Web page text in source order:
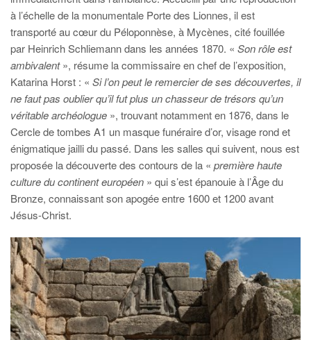
à l’échelle de la monumentale Porte des Lionnes, il est
transporté au cœur du Péloponnèse, à Mycènes, cité fouillée
par Heinrich Schliemann dans les années 1870. « Son rôle est
ambivalent», résume la commissaire en chef de l’exposition,
Katarina Horst : « Si l’on peut le remercier de ses découvertes, il
ne faut pas oublier qu’il fut plus un chasseur de trésors qu’un
véritable archéologue », trouvant notamment en 1876, dans le
Cercle de tombes A1 un masque funéraire d’or, visage rond et
énigmatique jailli du passé. Dans les salles qui suivent, nous est
proposée la découverte des contours de la « première haute
culture du continent européen » qui s’est épanouie à l’Âge du
Bronze, connaissant son apogée entre 1600 et 1200 avant
Jésus-Christ.